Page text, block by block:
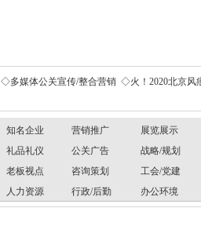
◇多媒体公关宣传/整合营销 ◇火！2020北京风
知名企业 营销推广 展览展示
礼品礼仪 公关广告 战略/规划
老板视点 咨询策划 工会/党建
人力资源 行政/后勤 办公环境